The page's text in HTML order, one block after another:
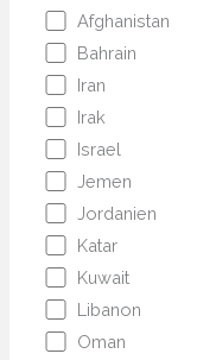
Afghanistan
Bahrain
Iran
Irak
Israel
Jemen
Jordanien
Katar
Kuwait
Libanon
Oman